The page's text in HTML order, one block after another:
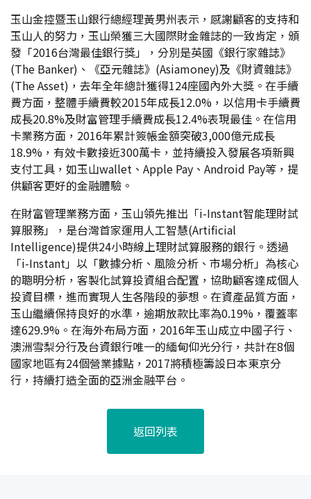
玉山金控暨玉山銀行總經理黃男州表示，感謝顧客的支持和
玉山人的努力，玉山榮獲三大國際財金雜誌的一致肯定，頒
發「2016台灣最佳銀行獎」，分別是英國《銀行家雜誌》
(The Banker)、《亞元雜誌》(Asiamoney)及《財資雜誌》
(The Asset)，去年全年總計獲得124座國內外大獎。在手續
費方面，整體手續費較2015年成長12.0%，以信用卡手續費
成長20.8%及財富管理手續費成長12.4%表現最佳。在信用
卡業務方面，2016年累計簽帳金額突破3,000億元成長
18.9%，有效卡數接近300萬卡，並持續投入發展各項新興
支付工具，如玉山wallet、Apple Pay、Android Pay等，提
供顧客更好的金融體驗。
在財富管理業務方面，玉山領先推出「i-Instant智能理財試
算服務」，是台灣首家運用人工智慧(Artificial
Intelligence)提供24小時線上理財試算服務的銀行。透過
「i-Instant」以「數據分析、風險分析、市場分析」為核心
的聰明分析，客製化試算投資組合配置，協助顧客達成個人
投資目標，進而實現人生各階段的夢想。在資產品質方面，
玉山繼續保持良好的水準，逾期放款比率為0.19%，覆蓋率
達629.9%。在海外布局方面，2016年玉山成立中國子行、
澳洲雪梨分行及台資銀行唯一的緬甸仰光分行，共計在8個
國家地區有24個營業據點，2017將積極籌設日本東京分
行，持續打造全面的亞洲金融平台。
返回列表